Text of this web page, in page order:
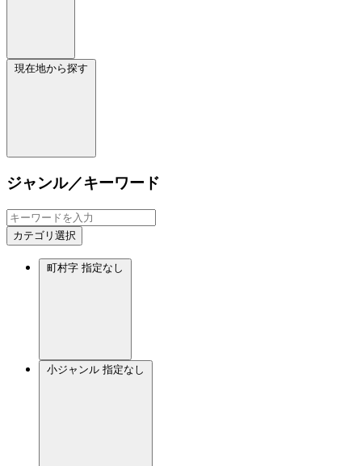
現在地から探す
ジャンル／キーワード
カテゴリ選択
町村字 指定なし
小ジャンル 指定なし